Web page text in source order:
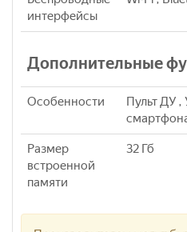
интерфейсы
Дополнительные
Особенности
Пульт ДУ ,
Размер
встроенной
памяти
32 Гб